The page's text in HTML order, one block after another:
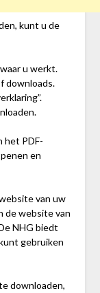
kunt u de
u werkt.
downloads.
het PDF-
en
van uw
de website van
NHG biedt
gebruiken
downloaden,